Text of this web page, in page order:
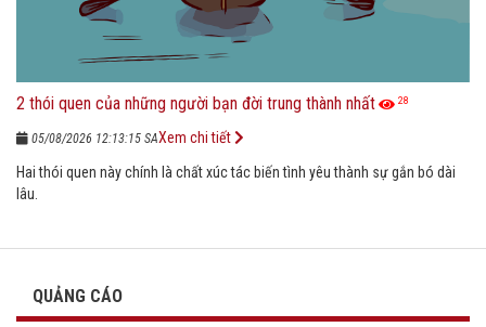
2 thói quen của những người bạn đời trung thành nhất 28
05/08/2026 12:13:15 SA
Hai thói quen này chính là chất xúc tác biến tình yêu thành sự gắn bó dài
lâu.
Xem chi tiết
QUẢNG CÁO